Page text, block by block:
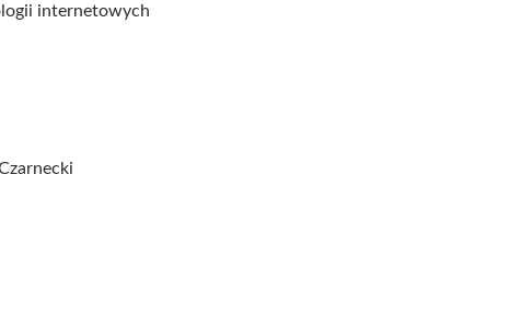
internetowych